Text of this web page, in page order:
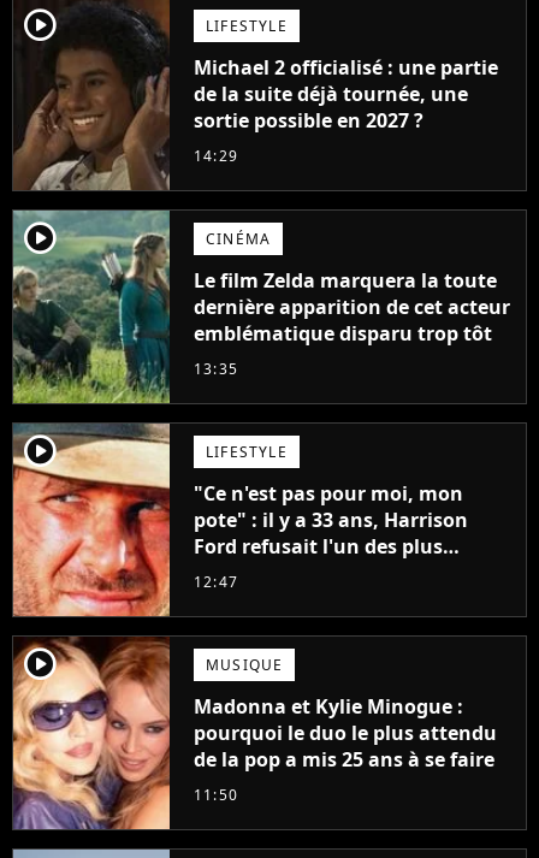
player2 LIFESTYLE
Michael 2 officialisé : une partie
de la suite déjà tournée, une
sortie possible en 2027 ?
14:29
player2 CINÉMA
Le film Zelda marquera la toute
dernière apparition de cet acteur
emblématique disparu trop tôt
13:35
player2 LIFESTYLE
"Ce n'est pas pour moi, mon
pote" : il y a 33 ans, Harrison
Ford refusait l'un des plus
grands succès de tous les temps
12:47
player2 MUSIQUE
Madonna et Kylie Minogue :
pourquoi le duo le plus attendu
de la pop a mis 25 ans à se faire
11:50